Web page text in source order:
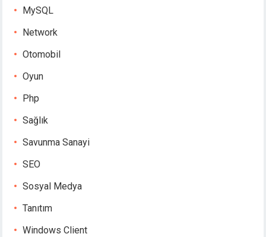
MySQL
Network
Otomobil
Oyun
Php
Sağlık
Savunma Sanayi
SEO
Sosyal Medya
Tanıtım
Windows Client